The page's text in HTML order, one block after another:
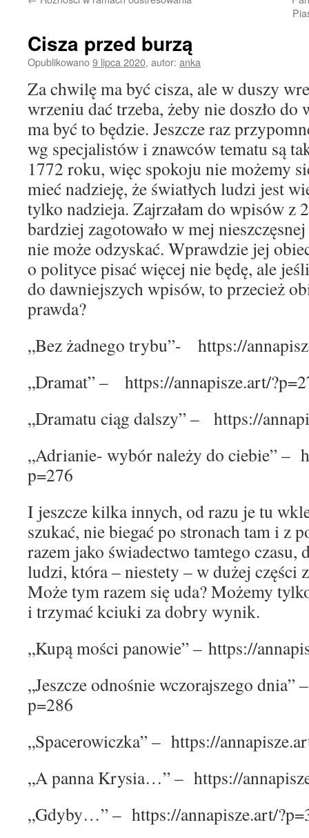
Cisza przed burzą
Opublikowano9 lipca 2020, autor: anka
Za chwilę ma być cisza, ale w duszy
wrzeniu dać trzeba, żeby nie doszło do
ma być to będzie. Jeszcze raz
wg specjalistów i znawców tematu są
1772 roku, więc spokoju nie możemy
mieć nadzieję, że światłych ludzi jest
tylko nadzieja. Zajrzałam do wpisów z
bardziej zagotowało w mej
nie może odzyskać. Wprawdzie jej
o polityce pisać więcej nie będę, ale
do dawniejszych wpisów, to przecież
prawda?
„Bez żadnego trybu”- https://
„Dramat” – https://annapisze.art/
„Dramatu ciąg dalszy” – https://
„Adrianie- wybór należy do ciebie” –
p=276
I jeszcze kilka innych, od razu je tu
szukać, nie biegać po stronach tam i z
razem jako świadectwo tamtego
ludzi, która – niestety – w dużej części
Może tym razem się uda? Możemy
i trzymać kciuki za dobry wynik.
„Kupą mości panowie” – https://
„Jeszcze odnośnie wczorajszego dnia”
p=286
„Spacerowiczka” – https://
„A panna Krysia…” – https://
„Gdyby…” – https://annapisze.art/